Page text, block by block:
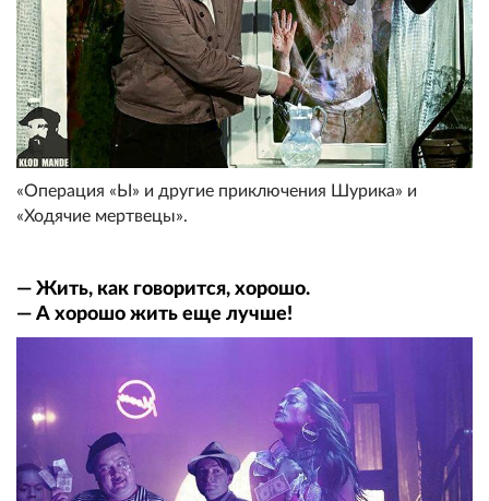
«Операция «Ы» и другие приключения Шурика» и
«Ходячие мертвецы».
— Жить, как говорится, хорошо.
— А хорошо жить еще лучше!